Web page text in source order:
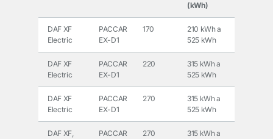
(kWh)
DAF XF
Electric
PACCAR
EX-D1
170
210 kWh a
525 kWh
DAF XF
Electric
PACCAR
EX-D1
220
315 kWh a
525 kWh
DAF XF
Electric
PACCAR
EX-D1
270
315 kWh a
525 kWh
DAF XF,
PACCAR
270
315 kWh a